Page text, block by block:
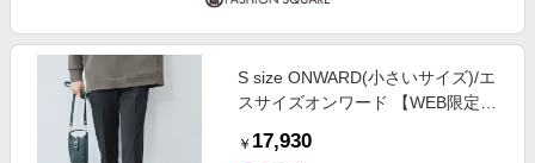
S size ONWARD(小さいサイズ)/エ
スサイズオンワード 【WEB限定カ
ギャバテーパード パンツ ネイビー
￥ 17,930